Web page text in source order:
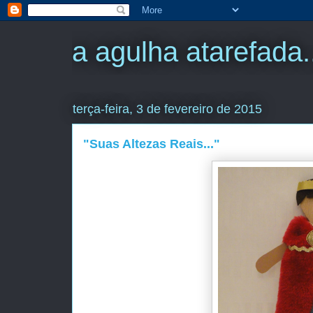
a agulha
terça-feira, 3 de fevereiro de 2015
"Suas Altezas Reais..."